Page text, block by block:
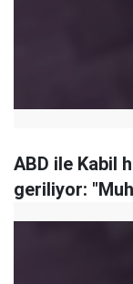
ABD ile Kabil
geriliyor: